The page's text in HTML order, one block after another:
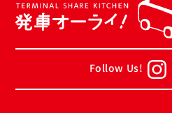
Follow Us!